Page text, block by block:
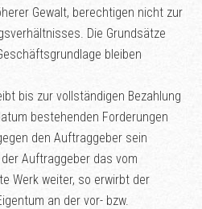
Gewalt, berechtigen nicht zur
Die Grundsätze
bleiben
bis zur vollständigen Bezahlung
bestehenden Forderungen
den Auftraggeber sein
Auftraggeber das vom
Werk weiter, so erwirbt der
an der vor- bzw.